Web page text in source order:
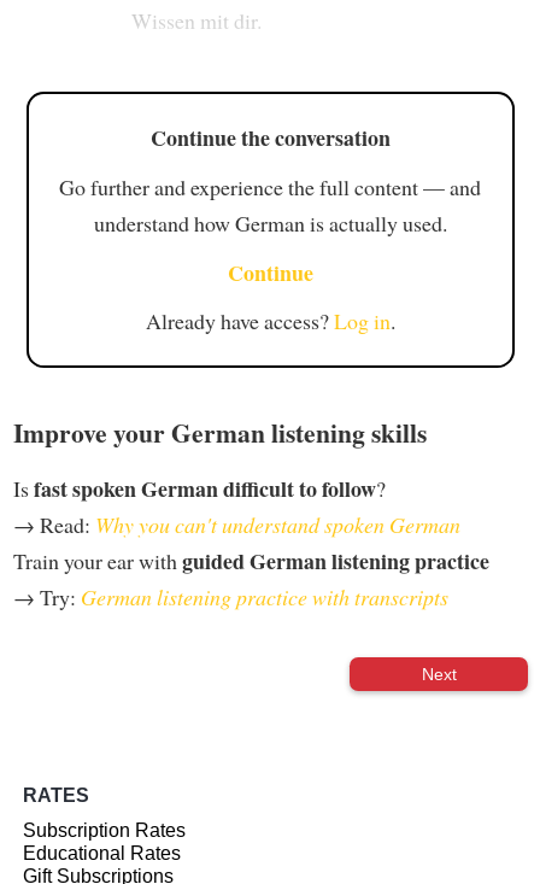
Wissen mit dir.
Continue the conversation
Go further and experience the full content — and
understand how German is actually used.
Continue
Already have access?Log in.
Improve your German listening skills
Isfast spoken German difficult to follow?
→ Read: Why you can't understand spoken German
Train your ear with guided German listening practice
→ Try: German listening practice with transcripts
Next
RATES
Subscription Rates
Educational Rates
Gift Subscriptions